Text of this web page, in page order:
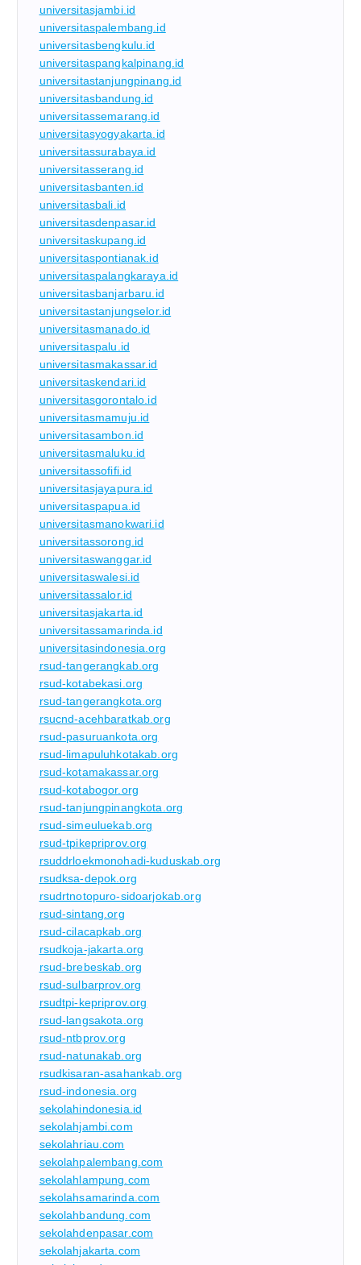
universitasjambi.id
universitaspalembang.id
universitasbengkulu.id
universitaspangkalpinang.id
universitastanjungpinang.id
universitasbandung.id
universitassemarang.id
universitasyogyakarta.id
universitassurabaya.id
universitasserang.id
universitasbanten.id
universitasbali.id
universitasdenpasar.id
universitaskupang.id
universitaspontianak.id
universitaspalangkaraya.id
universitasbanjarbaru.id
universitastanjungselor.id
universitasmanado.id
universitaspalu.id
universitasmakassar.id
universitaskendari.id
universitasgorontalo.id
universitasmamuju.id
universitasambon.id
universitasmaluku.id
universitassofifi.id
universitasjayapura.id
universitaspapua.id
universitasmanokwari.id
universitassorong.id
universitaswanggar.id
universitaswalesi.id
universitassalor.id
universitasjakarta.id
universitassamarinda.id
universitasindonesia.org
rsud-tangerangkab.org
rsud-kotabekasi.org
rsud-tangerangkota.org
rsucnd-acehbaratkab.org
rsud-pasuruankota.org
rsud-limapuluhkotakab.org
rsud-kotamakassar.org
rsud-kotabogor.org
rsud-tanjungpinangkota.org
rsud-simeuluekab.org
rsud-tpikepriprov.org
rsuddrloekmonohadi-kuduskab.org
rsudksa-depok.org
rsudrtnotopuro-sidoarjokab.org
rsud-sintang.org
rsud-cilacapkab.org
rsudkoja-jakarta.org
rsud-brebeskab.org
rsud-sulbarprov.org
rsudtpi-kepriprov.org
rsud-langsakota.org
rsud-ntbprov.org
rsud-natunakab.org
rsudkisaran-asahankab.org
rsud-indonesia.org
sekolahindonesia.id
sekolahjambi.com
sekolahriau.com
sekolahpalembang.com
sekolahlampung.com
sekolahsamarinda.com
sekolahbandung.com
sekolahdenpasar.com
sekolahjakarta.com